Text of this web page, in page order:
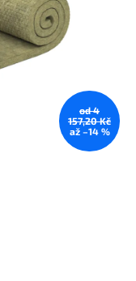
od 4
157,20 Kč
až –14 %